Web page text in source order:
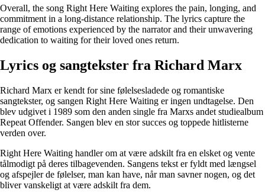
Overall, the song Right Here Waiting explores the pain, longing, and
commitment in a long-distance relationship. The lyrics capture the
range of emotions experienced by the narrator and their unwavering
dedication to waiting for their loved ones return.
Lyrics og sangtekster fra Richard Marx
Richard Marx er kendt for sine følelsesladede og romantiske
sangtekster, og sangen Right Here Waiting er ingen undtagelse. Den
blev udgivet i 1989 som den anden single fra Marxs andet studiealbum
Repeat Offender. Sangen blev en stor succes og toppede hitlisterne
verden over.
Right Here Waiting handler om at være adskilt fra en elsket og vente
tålmodigt på deres tilbagevenden. Sangens tekst er fyldt med længsel
og afspejler de følelser, man kan have, når man savner nogen, og det
bliver vanskeligt at være adskilt fra dem.